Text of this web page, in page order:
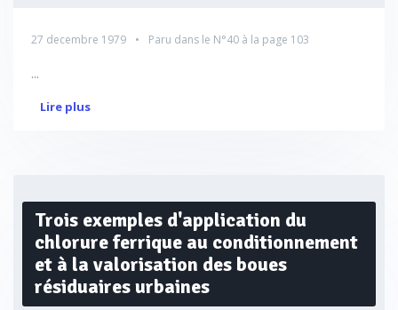
27 decembre 1979 Paru dans le N°40 à la page 103
...
Lire plus
Trois exemples d'application du
chlorure ferrique au conditionnement
et à la valorisation des boues
résiduaires urbaines